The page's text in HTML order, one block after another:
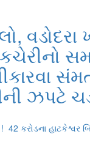
વડોદરા
ઝપટે